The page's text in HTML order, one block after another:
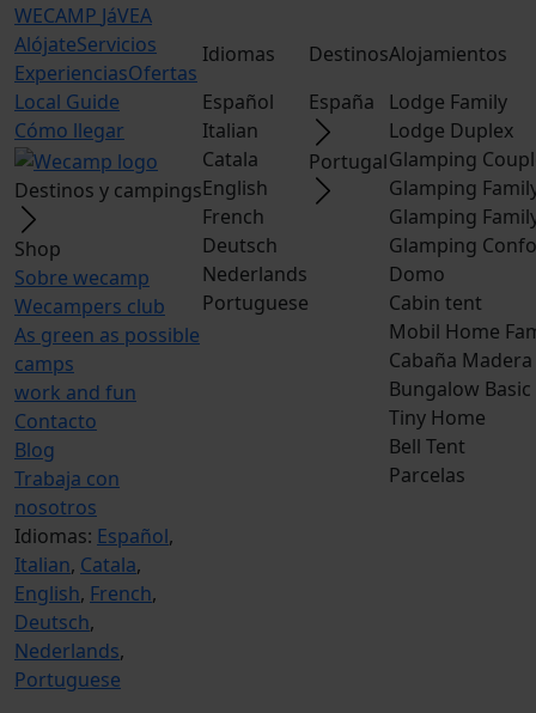
WECAMP JáVEA
AlójateServicios
ExperienciasOfertas
Local Guide
Cómo llegar
Destinos y campings
Shop
Sobre wecamp
Wecampers club
As green as possible
camps
work and fun
Contacto
Blog
Trabaja con
nosotros
Idiomas: Español,
Italian, Catala,
English, French,
Deutsch,
Nederlands,
Portuguese
Idiomas
Español
Italian
Catala
English
French
Deutsch
Nederlands
Portuguese
Destinos
España
Portugal
Alojamientos
Lodge Family
Lodge Duplex
Glamping
Glamping
Glamping
Glamping
Domo
Cabin tent
Mobil Home
Cabaña Madera
Bungalow Basic
Tiny Home
Bell Tent
Parcelas